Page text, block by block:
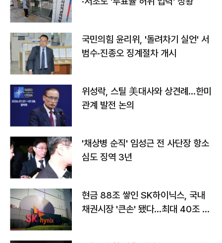
국민의힘 윤리위, '돌려차기 실언' 서
범수·진종오 징계절차 개시
위성락, 스틸 美대사와 상견례…한미
관계 발전 논의
'채상병 순직' 임성근 전 사단장 항소
심도 징역 3년
현금 88조 쌓인 SK하이닉스, 국내
채권시장 '큰손' 됐다…최대 40조 투